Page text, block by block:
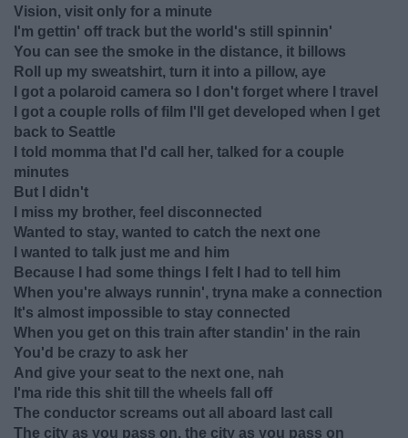
Vision, visit only for a minute
I'm gettin' off track but the world's still spinnin'
You can see the smoke in the distance, it billows
Roll up my sweatshirt, turn it into a pillow, aye
I got a polaroid camera so I don't forget where I travel
I got a couple rolls of film I'll get developed when I get
back to Seattle
I told momma that I'd call her, talked for a couple
minutes
But I didn't
I miss my brother, feel disconnected
Wanted to stay, wanted to catch the next one
I wanted to talk just me and him
Because I had some things I felt I had to tell him
When you're always runnin', tryna make a connection
It's almost impossible to stay connected
When you get on this train after standin' in the rain
You'd be crazy to ask her
And give your seat to the next one, nah
I'ma ride this shit till the wheels fall off
The conductor screams out all aboard last call
The city as you pass on, the city as you pass on